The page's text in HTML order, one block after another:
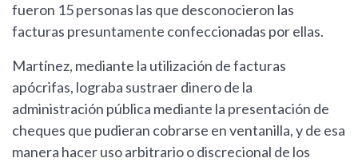
fueron 15 personas las que desconocieron las
facturas presuntamente confeccionadas por ellas.
Martínez, mediante la utilización de facturas
apócrifas, lograba sustraer dinero de la
administración pública mediante la presentación de
cheques que pudieran cobrarse en ventanilla, y de esa
manera hacer uso arbitrario o discrecional de los